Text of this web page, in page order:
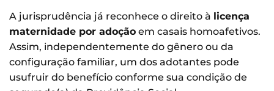
A jurisprudência já reconhece o direito à licença
maternidade por adoção em casais homoafetivos.
Assim, independentemente do gênero ou da
configuração familiar, um dos adotantes pode
usufruir do benefício conforme sua condição de